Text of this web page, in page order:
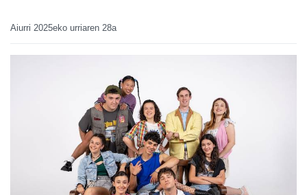
Aiurri 2025eko urriaren 28a